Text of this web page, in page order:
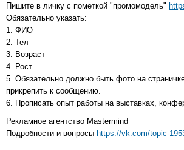
Пишите в личку с пометкой "промомодель"
Обязательно указать:
1. ФИО
2. Тел
3. Возраст
4. Рост
5. Обязательно должно быть фото на
прикрепить к сообщению.
6. Прописать опыт работы на выставках,
Рекламное агентство Mastermind
Подробности и вопросы https://vk.com/topic-